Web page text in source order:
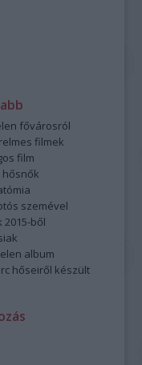
fővárosról
filmek
film
hősnők
szemével
ből
album
hőseiről készült